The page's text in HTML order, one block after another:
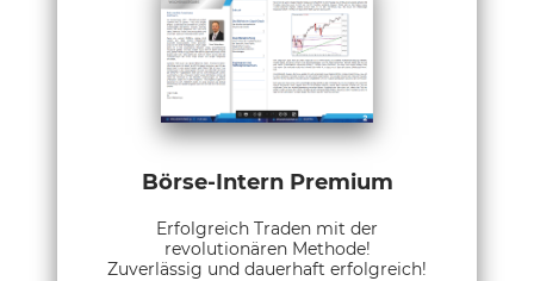
Börse-Intern Premium
Erfolgreich Traden mit der
revolutionären Methode!
Zuverlässig und dauerhaft erfolgreich!